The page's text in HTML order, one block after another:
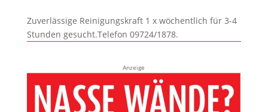
Zuverlässige Reinigungskraft 1 x wöchentlich für 3-4
Stunden gesucht.Telefon 09724/1878.
Anzeige